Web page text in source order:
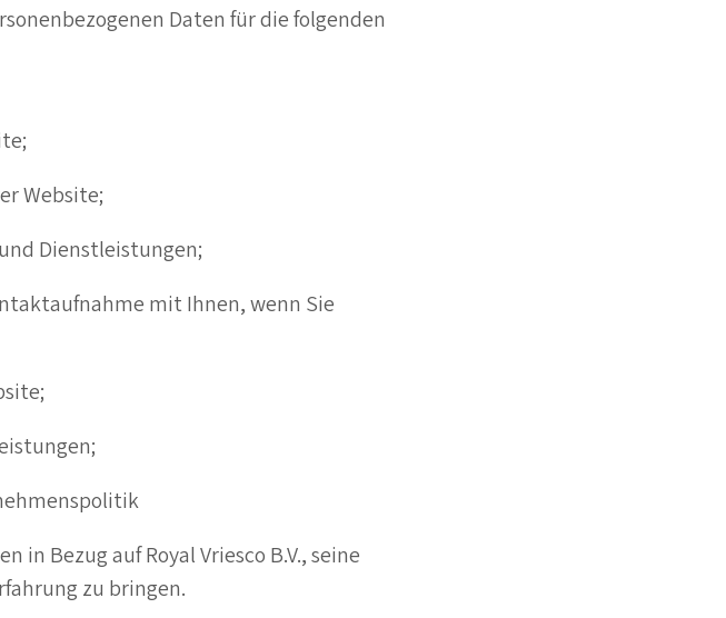
Daten für die folgenden
Website;
Dienstleistungen;
mit Ihnen, wenn Sie
Bezug auf Royal Vriesco B.V., seine
zu bringen.